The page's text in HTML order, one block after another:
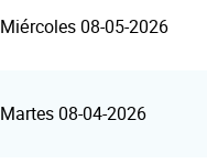
Miércoles 08-05-2026
Martes 08-04-2026